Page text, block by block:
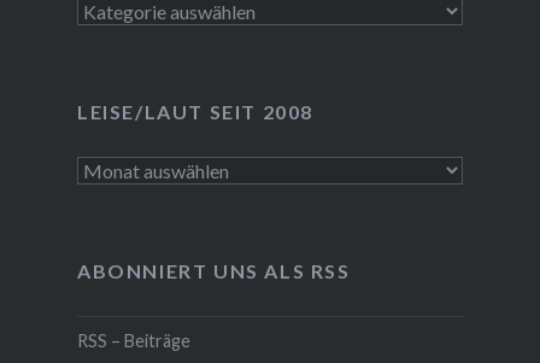
Kategorien
LEISE/LAUT SEIT 2008
LEISE/laut
ABONNIERT UNS ALS RSS
RSS – Beiträge